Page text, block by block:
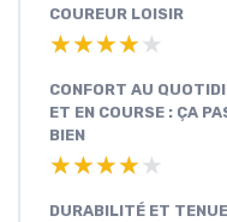
COUREUR LOISIR
★★★★★
★★★★★
CONFORT AU
ET EN COURSE : ÇA
BIEN
★★★★★
★★★★★
DURABILITÉ ET TENUE